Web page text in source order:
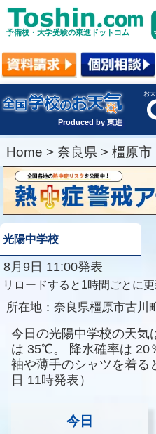
予備校・大学受験の東進ドットコム
Produced by 東進
お
Home > 奈良県 > 橿原市
光陽中学校
8月9日 11:00発表
リロードすると1時間ごとに更
所在地： 奈良県橿原市古川
今日の光陽中学校の天気
は 35℃。 降水確率は 20
袖や薄手のシャツを着る
日 11時発表）
今日